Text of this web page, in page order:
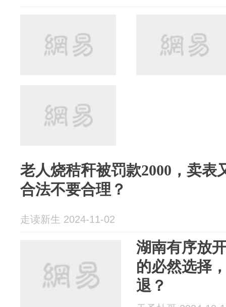
老人烧秸秆被罚款2000，卖表
合法不要合理？
走读新生 2024-11-02
湖南有序放
的必然选择
退？